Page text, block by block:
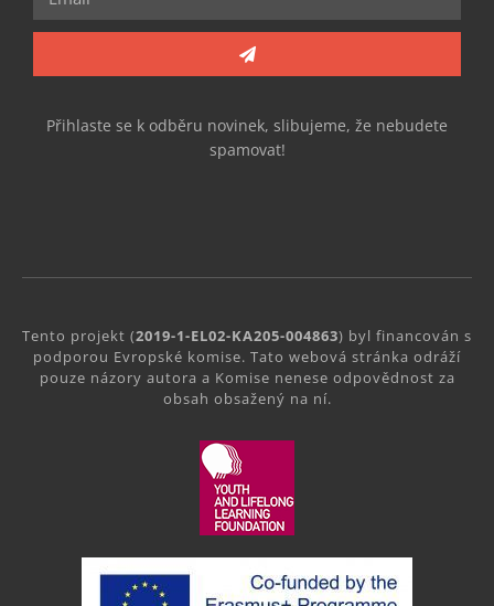
Přihlaste se k odběru novinek, slibujeme, že nebudete
spamovat!
Tento projekt (2019-1-EL02-KA205-004863) byl financován s
podporou Evropské komise. Tato webová stránka odráží
pouze názory autora a Komise nenese odpovědnost za
obsah obsažený na ní.